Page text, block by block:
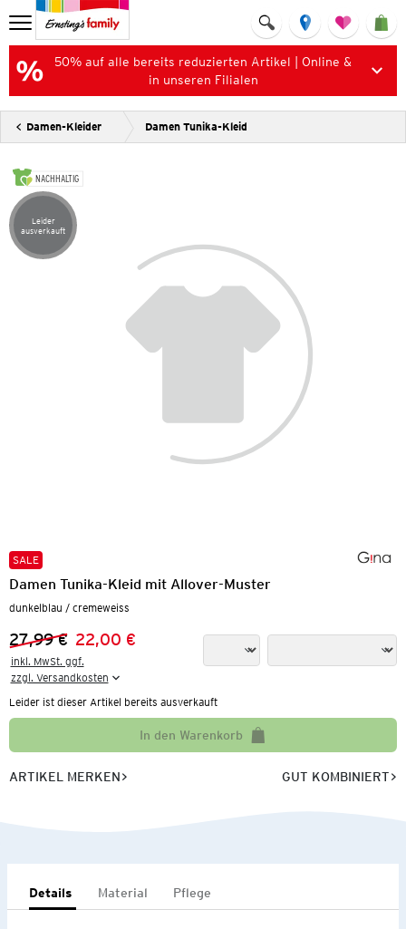
50% auf alle bereits reduzierten Artikel | Online &
in unseren Filialen
Damen-Kleider Damen Tunika-Kleid
NACHHALTIG
Artikel leider ausverkauft
Leider
ausverkauft
SALE
Damen Tunika-Kleid mit Allover-Muster
dunkelblau / cremeweiss
Vorheriger Preis:
27,99 €
Neuer Preis:22,00 €
inkl. MwSt. ggf.
zzgl. Versandkosten
Leider ist dieser Artikel bereits ausverkauft
In den Warenkorb
ARTIKEL MERKEN GUT KOMBINIERT
Details Material Pflege